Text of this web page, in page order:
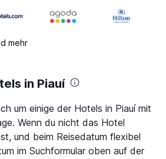
mehr
in Piauí
um einige der Hotels in Piauí mit
Wenn du nicht das Hotel
und beim Reisedatum flexibel
im Suchformular oben auf der